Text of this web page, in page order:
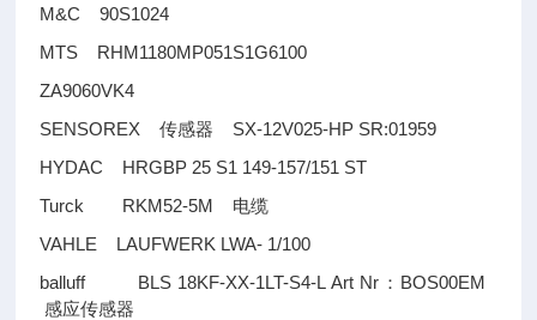
M&C 90S1024
MTS RHM1180MP051S1G6100
ZA9060VK4
SENSOREX传感器
SX-12V025-HP SR:01959
HYDAC HRGBP 25 S1 149-157/151 ST
Turck RKM52-5M 电缆
VAHLE LAUFWERK LWA- 1/100
balluff BLS 18KF-XX-1LT-S4-L Art Nr ： BOS00EM
感应传感器